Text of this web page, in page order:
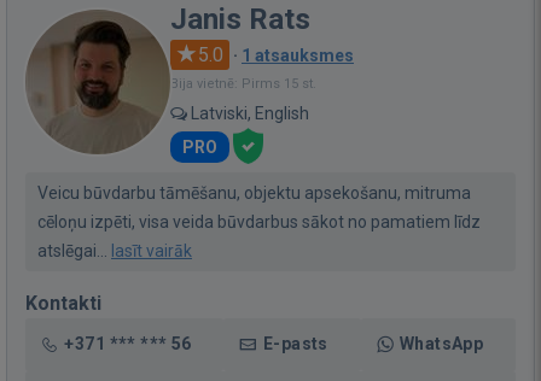
Janis Rats
5.0 · 1 atsauksmes
Bija vietnē: Pirms 15 st.
Latviski, English
PRO
Veicu būvdarbu tāmēšanu, objektu apsekošanu, mitruma
cēloņu izpēti, visa veida būvdarbus sākot no pamatiem līdz
atslēgai... lasīt vairāk
Kontakti
+371 *** *** 56 E-pasts WhatsApp